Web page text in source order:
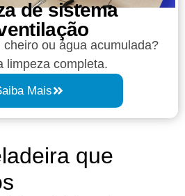
de sistema
ou água acumulada?
limpeza completa.
Mais
que